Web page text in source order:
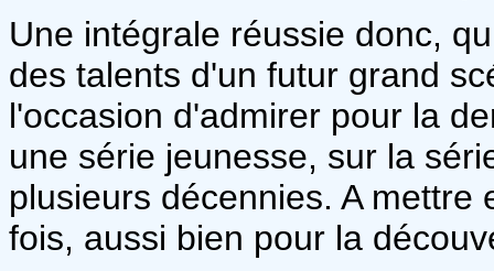
Une intégrale réussie donc,
des talents d'un futur grand
l'occasion d'admirer pour la
une série jeunesse, sur la
plusieurs décennies. A
fois, aussi bien pour la